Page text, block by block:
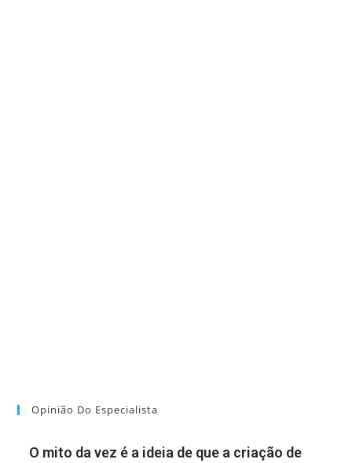
Opinião Do Especialista
O mito da vez é a ideia de que a criação de